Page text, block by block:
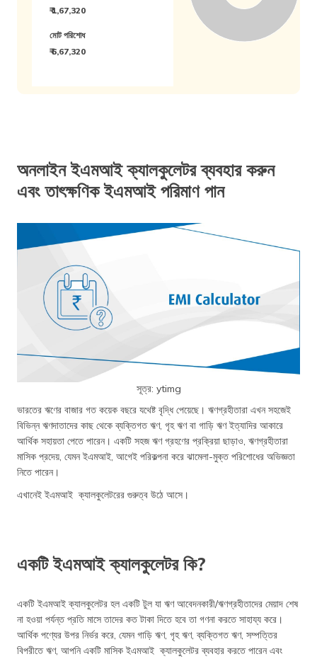
₹ 1,67,320
মোট পরিশোধ
₹ 6,67,320
অনলাইন ইএমআই ক্যালকুলেটর ব্যবহার করুন
এবং তাৎক্ষণিক ইএমআই পরিমাণ পান
সূত্র: ytimg
ভারতের ঋণের বাজার গত কয়েক বছরে যথেষ্ট বৃদ্ধি পেয়েছে। ঋণগ্রহীতারা এখন সহজেই
বিভিন্ন ঋণদাতাদের কাছ থেকে ব্যক্তিগত ঋণ, গৃহ ঋণ বা গাড়ি ঋণ ইত্যাদির আকারে
আর্থিক সহায়তা পেতে পারেন। একটি সহজ ঋণ গ্রহণের প্রক্রিয়া ছাড়াও, ঋণগ্রহীতারা
মাসিক প্রদেয়, যেমন ইএমআই, আগেই পরিকল্পনা করে ঝামেলা-মুক্ত পরিশোধের অভিজ্ঞতা
নিতে পারেন।
এখানেই ইএমআই ক্যালকুলেটরের গুরুত্ব উঠে আসে।
একটি ইএমআই ক্যালকুলেটর কি?
একটি ইএমআই ক্যালকুলেটর হল একটি টুল যা ঋণ আবেদনকারী/ঋণগ্রহীতাদের মেয়াদ শেষ
না হওয়া পর্যন্ত প্রতি মাসে তাদের কত টাকা দিতে হবে তা গণনা করতে সাহায্য করে।
আর্থিক পণ্যের উপর নির্ভর করে, যেমন গাড়ি ঋণ, গৃহ ঋণ, ব্যক্তিগত ঋণ, সম্পত্তির
বিপরীতে ঋণ, আপনি একটি মাসিক ইএমআই ক্যালকুলেটর ব্যবহার করতে পারেন এবং